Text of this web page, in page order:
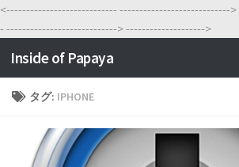
<---------------------------- ---------------------------->
- ---------------------------->-------------------->
Inside of Papaya
タグ: IPHONE